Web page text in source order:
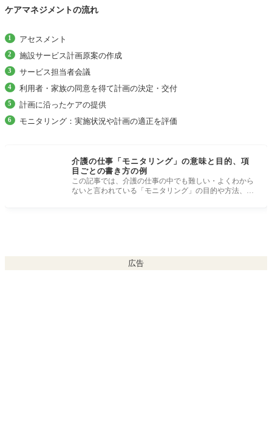
ケアマネジメントの流れ
アセスメント
施設サービス計画原案の作成
サービス担当者会議
利用者・家族の同意を得て計画の決定・交付
計画に沿ったケアの提供
モニタリング：実施状況や計画の適正を評価
介護の仕事「モニタリング」の意味と目的、項
目ごとの書き方の例
この記事では、介護の仕事の中でも難しい・よくわから
ないと言われている「モニタリング」の目的や方法、実
広告